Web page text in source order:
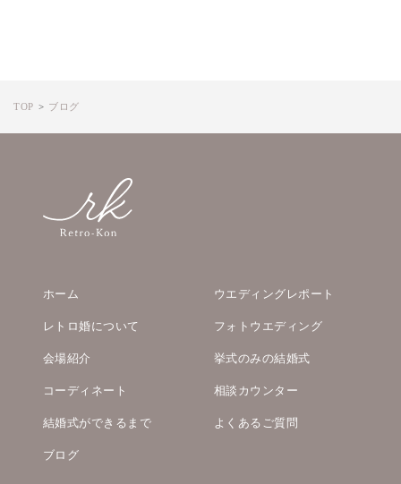
TOP ブログ
ホーム
ウエディングレポート
レトロ婚について
フォトウエディング
会場紹介
挙式のみの結婚式
コーディネート
相談カウンター
結婚式ができるまで
よくあるご質問
ブログ